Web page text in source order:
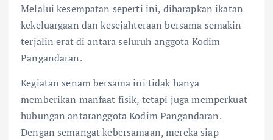
Melalui kesempatan seperti ini, diharapkan ikatan
kekeluargaan dan kesejahteraan bersama semakin
terjalin erat di antara seluruh anggota Kodim
Pangandaran.
Kegiatan senam bersama ini tidak hanya
memberikan manfaat fisik, tetapi juga memperkuat
hubungan antaranggota Kodim Pangandaran.
Dengan semangat kebersamaan, mereka siap